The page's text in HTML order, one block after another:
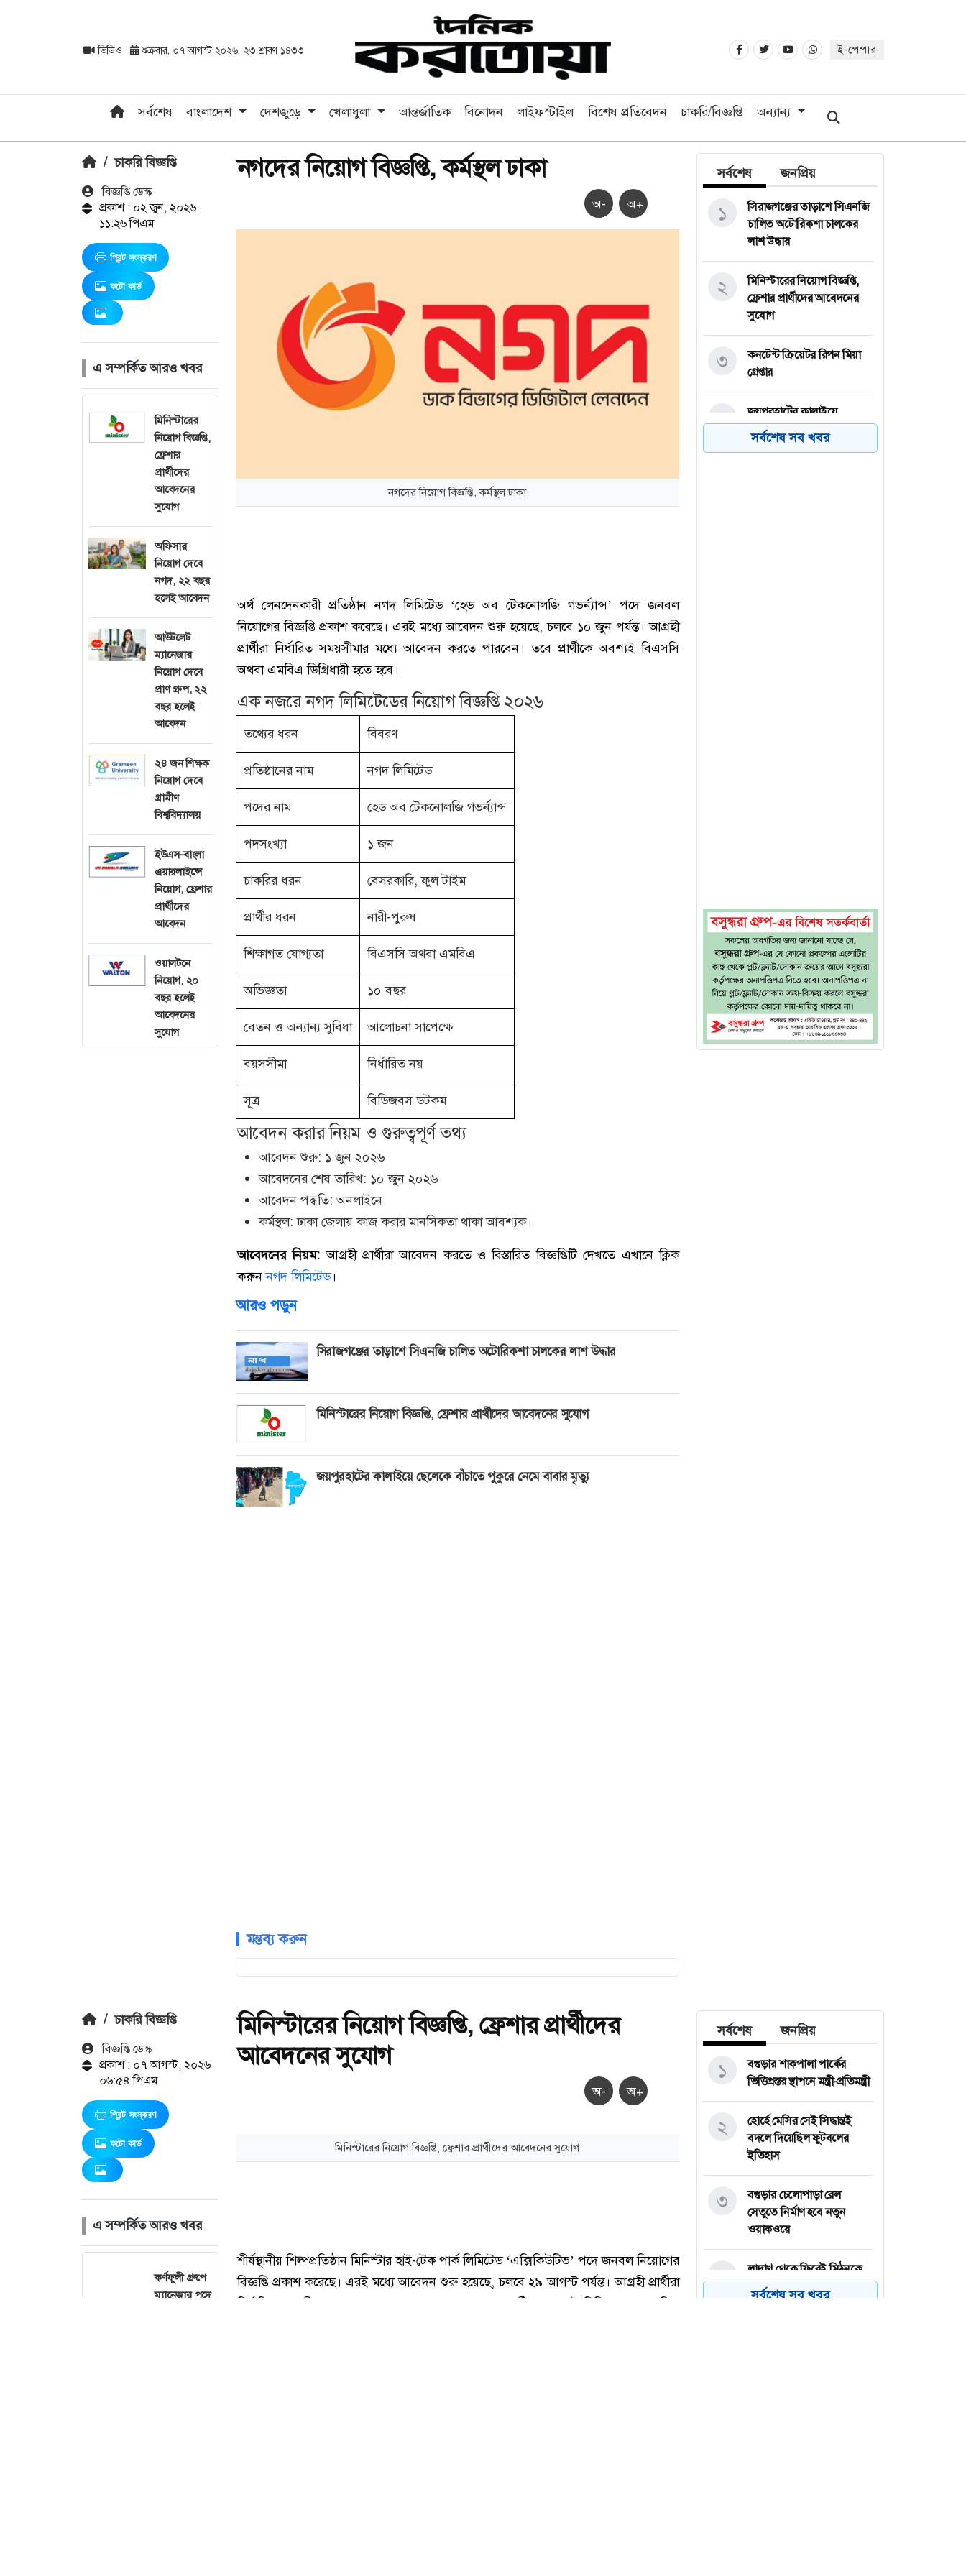
ভিডিও শুক্রবার, ০৭ আগস্ট ২০২৬, ২৩ শ্রাবণ ১৪৩৩ ই-পেপার
সর্বশেষ বাংলাদেশ দেশজুড়ে খেলাধুলা আন্তর্জাতিক বিনোদন লাইফস্টাইল বিশেষ প্রতিবেদন চাকরি/বিজ্ঞপ্তি অন্যান্য
/ চাকরি বিজ্ঞপ্তি
বিজ্ঞপ্তি ডেস্ক
প্রকাশ : ০২ জুন, ২০২৬
১১:২৬ পিএম
প্রিন্ট সংস্করণ
ফটো কার্ড
এ সম্পর্কিত আরও খবর
মিনিস্টারের
নিয়োগ বিজ্ঞপ্তি,
ফ্রেশার
প্রার্থীদের
আবেদনের
সুযোগ
অফিসার
নিয়োগ দেবে
নগদ, ২২ বছর
হলেই আবেদন
আউটলেট
ম্যানেজার
নিয়োগ দেবে
প্রাণ গ্রুপ, ২২
বছর হলেই
আবেদন
২৪ জন শিক্ষক
নিয়োগ দেবে
গ্রামীণ
বিশ্ববিদ্যালয়
ইউএস-বাংলা
এয়ারলাইন্সে
নিয়োগ, ফ্রেশার
প্রার্থীদের
আবেদন
ওয়ালটনে
নিয়োগ, ২০
বছর হলেই
আবেদনের
সুযোগ
নগদের নিয়োগ বিজ্ঞপ্তি, কর্মস্থল ঢাকা
অ- অ+
নগদের নিয়োগ বিজ্ঞপ্তি, কর্মস্থল ঢাকা
অর্থ লেনদেনকারী প্রতিষ্ঠান নগদ লিমিটেড ‘হেড অব টেকনোলজি গভর্ন্যান্স’ পদে জনবল
নিয়োগের বিজ্ঞপ্তি প্রকাশ করেছে। এরই মধ্যে আবেদন শুরু হয়েছে, চলবে ১০ জুন পর্যন্ত। আগ্রহী
প্রার্থীরা নির্ধারিত সময়সীমার মধ্যে আবেদন করতে পারবেন। তবে প্রার্থীকে অবশ্যই বিএসসি
অথবা এমবিএ ডিগ্রিধারী হতে হবে।
এক নজরে নগদ লিমিটেডের নিয়োগ বিজ্ঞপ্তি ২০২৬
তথ্যের ধরন বিবরণ
প্রতিষ্ঠানের নাম নগদ লিমিটেড
পদের নাম হেড অব টেকনোলজি গভর্ন্যান্স
পদসংখ্যা ১ জন
চাকরির ধরন বেসরকারি, ফুল টাইম
প্রার্থীর ধরন নারী-পুরুষ
শিক্ষাগত যোগ্যতা বিএসসি অথবা এমবিএ
অভিজ্ঞতা ১০ বছর
বেতন ও অন্যান্য সুবিধা আলোচনা সাপেক্ষে
বয়সসীমা নির্ধারিত নয়
সূত্র বিডিজবস ডটকম
আবেদন করার নিয়ম ও গুরুত্বপূর্ণ তথ্য
আবেদন শুরু: ১ জুন ২০২৬
আবেদনের শেষ তারিখ: ১০ জুন ২০২৬
আবেদন পদ্ধতি: অনলাইনে
কর্মস্থল: ঢাকা জেলায় কাজ করার মানসিকতা থাকা আবশ্যক।
আবেদনের নিয়ম: আগ্রহী প্রার্থীরা আবেদন করতে ও বিস্তারিত বিজ্ঞপ্তিটি দেখতে এখানে ক্লিক
করুননগদ লিমিটেড।
আরও পড়ুন
সিরাজগঞ্জের তাড়াশে সিএনজি চালিত অটোরিকশা চালকের লাশ উদ্ধার
মিনিস্টারের নিয়োগ বিজ্ঞপ্তি, ফ্রেশার প্রার্থীদের আবেদনের সুযোগ
জয়পুরহাটের কালাইয়ে ছেলেকে বাঁচাতে পুকুরে নেমে বাবার মৃত্যু
মন্তব্য করুন
সর্বশেষ জনপ্রিয়
সিরাজগঞ্জের তাড়াশে সিএনজি
চালিত অটোরিকশা চালকের
লাশ উদ্ধার
১
মিনিস্টারের নিয়োগ বিজ্ঞপ্তি,
ফ্রেশার প্রার্থীদের আবেদনের
সুযোগ
২
কনটেন্ট ক্রিয়েটর রিপন মিয়া
গ্রেপ্তার
৩
জয়পুরহাটের কালাইয়ে
ছেলেকে বাঁচাতে পুকুরে নেমে
বাবার মৃত্যু
৪
সর্বশেষ সব খবর
/ চাকরি বিজ্ঞপ্তি
বিজ্ঞপ্তি ডেস্ক
প্রকাশ : ০৭ আগস্ট, ২০২৬
০৬:৫৪ পিএম
প্রিন্ট সংস্করণ
ফটো কার্ড
এ সম্পর্কিত আরও খবর
কর্ণফুলী গ্রুপে
ম্যানেজার পদে
মিনিস্টারের নিয়োগ বিজ্ঞপ্তি, ফ্রেশার প্রার্থীদের
আবেদনের সুযোগ
অ- অ+
সর্বশেষ জনপ্রিয়
বগুড়ার শাকপালা পার্কের
ভিত্তিপ্রস্তর স্থাপনে মন্ত্রী-প্রতিমন্ত্রী
১
হোর্হে মেসির সেই সিদ্ধান্তই
বদলে দিয়েছিল ফুটবলের
ইতিহাস
২
বগুড়ার চেলোপাড়া রেল
সেতুতে নির্মাণ হবে নতুন
ওয়াকওয়ে
৩
লাদাখ থেকে ফিরেই মিঠুনকে
দেখতে হাসপাতলে দেব
৪
সর্বশেষ সব খবর